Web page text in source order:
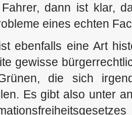
dann ist klar,
eines echten
ebenfalls eine Art
gewisse
die sich
Es gibt also unter